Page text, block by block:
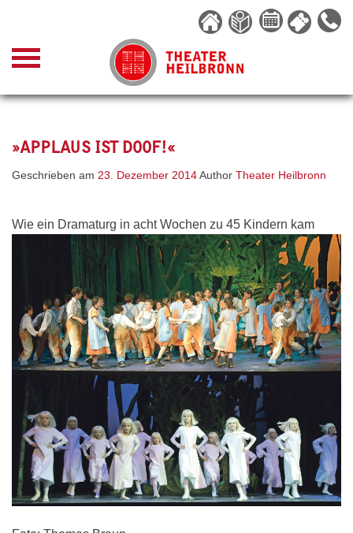
content
»APPLAUS IST DOOF!«
Geschrieben am 23. Dezember 2014Author Theater Heilbronn
Wie ein Dramaturg in acht Wochen zu 45 Kindern kam